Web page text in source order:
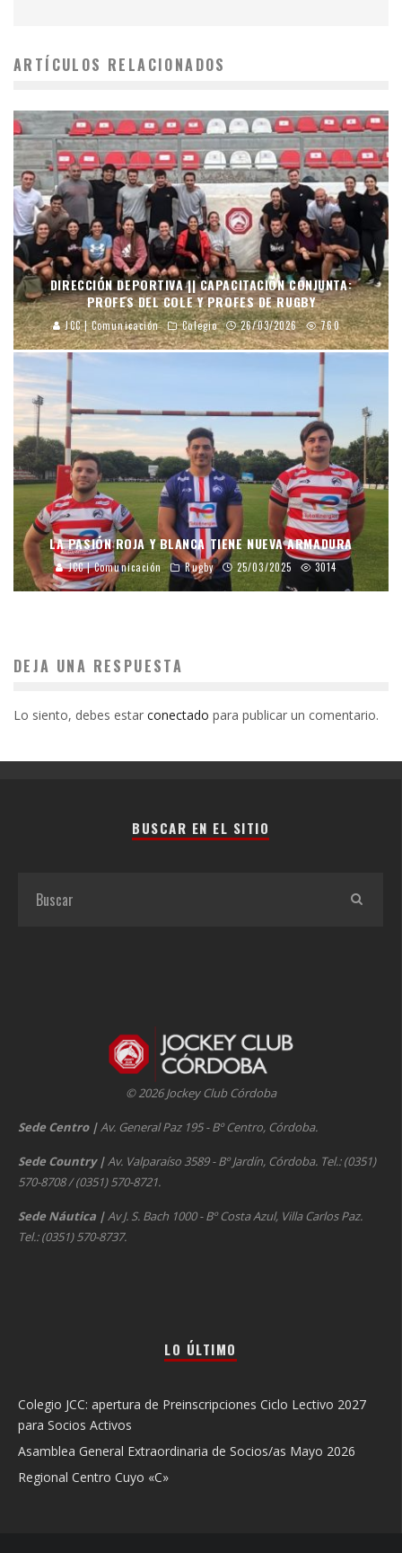
ARTÍCULOS RELACIONADOS
DIRECCIÓN DEPORTIVA || CAPACITACIÓN CONJUNTA:
PROFES DEL COLE Y PROFES DE RUGBY
JCC | Comunicación Colegio 26/03/2026 760
LA PASIÓN ROJA Y BLANCA TIENE NUEVA ARMADURA
JCC | Comunicación Rugby 25/03/2025 3014
DEJA UNA RESPUESTA
Lo siento, debes estar conectado para publicar un comentario.
BUSCAR EN EL SITIO
© 2026 Jockey Club Córdoba
Sede Centro |Av. General Paz 195 - Bº Centro, Córdoba.
Sede Country |Av. Valparaíso 3589 - Bº Jardín, Córdoba. Tel.: (0351)
570-8708 / (0351) 570-8721.
Sede Náutica |Av J. S. Bach 1000 - Bº Costa Azul, Villa Carlos Paz.
Tel.: (0351) 570-8737.
LO ÚLTIMO
Colegio JCC: apertura de Preinscripciones Ciclo Lectivo 2027
para Socios Activos
Asamblea General Extraordinaria de Socios/as Mayo 2026
Regional Centro Cuyo «C»